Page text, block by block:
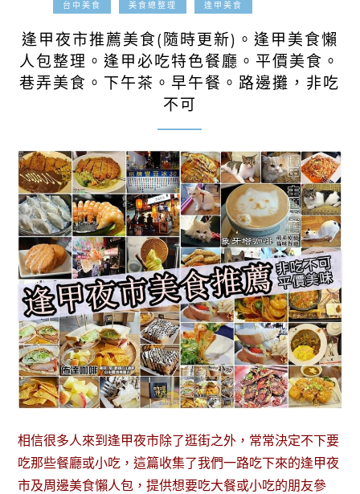
台中美食 美食總整理 逢甲美食
逢甲夜市推薦美食(隨時更新)。逢甲美食懶
人包整理。逢甲必吃特色餐廳。平價美食。
巷弄美食。下午茶。早午餐。路邊攤，非吃
不可
相信很多人來到逢甲夜市除了逛街之外，常常決定不下要
吃那些餐廳或小吃，這篇收集了我們一路吃下來的逢甲夜
市及周邊美食懶人包，提供想要吃大餐或小吃的朋友參